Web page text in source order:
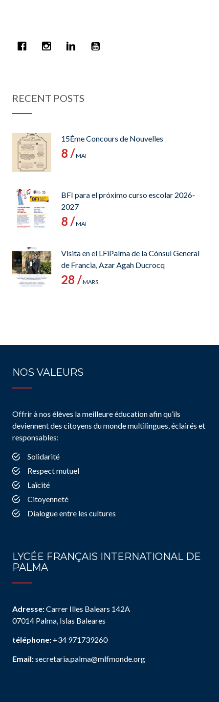
RECENT POSTS
15Ème Concours de Nouvelles
8 /MAI
BFI para el próximo curso escolar 2026-
2027
8 /MAI
Visita en el LFiPalma de la Cónsul General
de Francia, Azar Agah Ducrocq
28 /MARS
NOS VALEURS
Offrir à nos élèves la meilleure éducation afin qu’ils
deviennent des citoyens du monde multilingues, éclairés et
responsables:
Solidarité
Respect mutuel
Laïcité
Citoyenneté
Dialogue entre les cultures
LYCÉE FRANÇAIS INTERNATIONAL DE
PALMA
Adresse:Carrer Illes Balears 142A
07014 Palma, Islas Baleares
téléphone: +34 971739260
Email:secretaria.palma@mlfmonde.org